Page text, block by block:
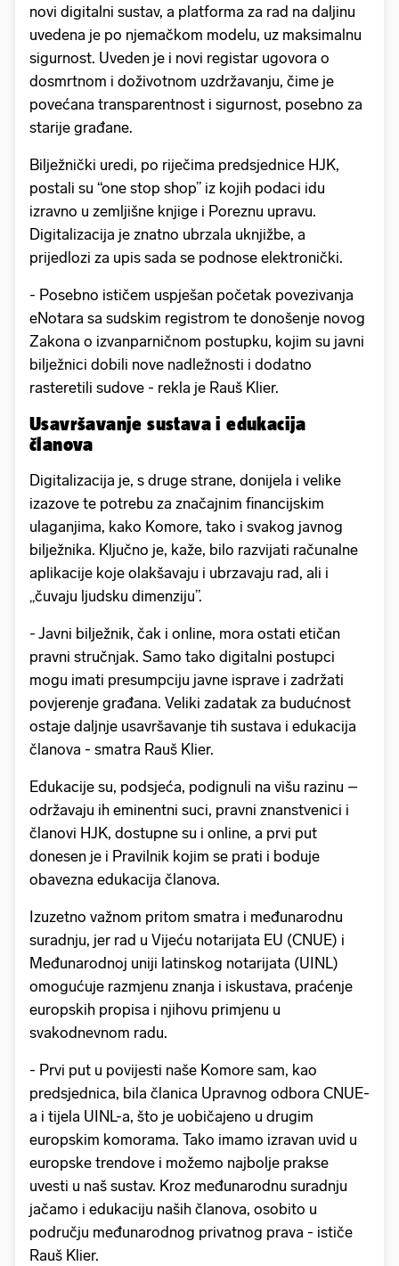
novi digitalni sustav, a platforma za rad na daljinu
uvedena je po njemačkom modelu, uz maksimalnu
sigurnost. Uveden je i novi registar ugovora o
dosmrtnom i doživotnom uzdržavanju, čime je
povećana transparentnost i sigurnost, posebno za
starije građane.
Bilježnički uredi, po riječima predsjednice HJK,
postali su “one stop shop” iz kojih podaci idu
izravno u zemljišne knjige i Poreznu upravu.
Digitalizacija je znatno ubrzala uknjižbe, a
prijedlozi za upis sada se podnose elektronički.
- Posebno ističem uspješan početak povezivanja
eNotara sa sudskim registrom te donošenje novog
Zakona o izvanparničnom postupku, kojim su javni
bilježnici dobili nove nadležnosti i dodatno
rasteretili sudove - rekla je Rauš Klier.
Usavršavanje sustava i edukacija
članova
Digitalizacija je, s druge strane, donijela i velike
izazove te potrebu za značajnim financijskim
ulaganjima, kako Komore, tako i svakog javnog
bilježnika. Ključno je, kaže, bilo razvijati računalne
aplikacije koje olakšavaju i ubrzavaju rad, ali i
„čuvaju ljudsku dimenziju”.
- Javni bilježnik, čak i online, mora ostati etičan
pravni stručnjak. Samo tako digitalni postupci
mogu imati presumpciju javne isprave i zadržati
povjerenje građana. Veliki zadatak za budućnost
ostaje daljnje usavršavanje tih sustava i edukacija
članova - smatra Rauš Klier.
Edukacije su, podsjeća, podignuli na višu razinu –
održavaju ih eminentni suci, pravni znanstvenici i
članovi HJK, dostupne su i online, a prvi put
donesen je i Pravilnik kojim se prati i boduje
obavezna edukacija članova.
Izuzetno važnom pritom smatra i međunarodnu
suradnju, jer rad u Vijeću notarijata EU (CNUE) i
Međunarodnoj uniji latinskog notarijata (UINL)
omogućuje razmjenu znanja i iskustava, praćenje
europskih propisa i njihovu primjenu u
svakodnevnom radu.
- Prvi put u povijesti naše Komore sam, kao
predsjednica, bila članica Upravnog odbora CNUE-
a i tijela UINL-a, što je uobičajeno u drugim
europskim komorama. Tako imamo izravan uvid u
europske trendove i možemo najbolje prakse
uvesti u naš sustav. Kroz međunarodnu suradnju
jačamo i edukaciju naših članova, osobito u
području međunarodnog privatnog prava - ističe
Rauš Klier.